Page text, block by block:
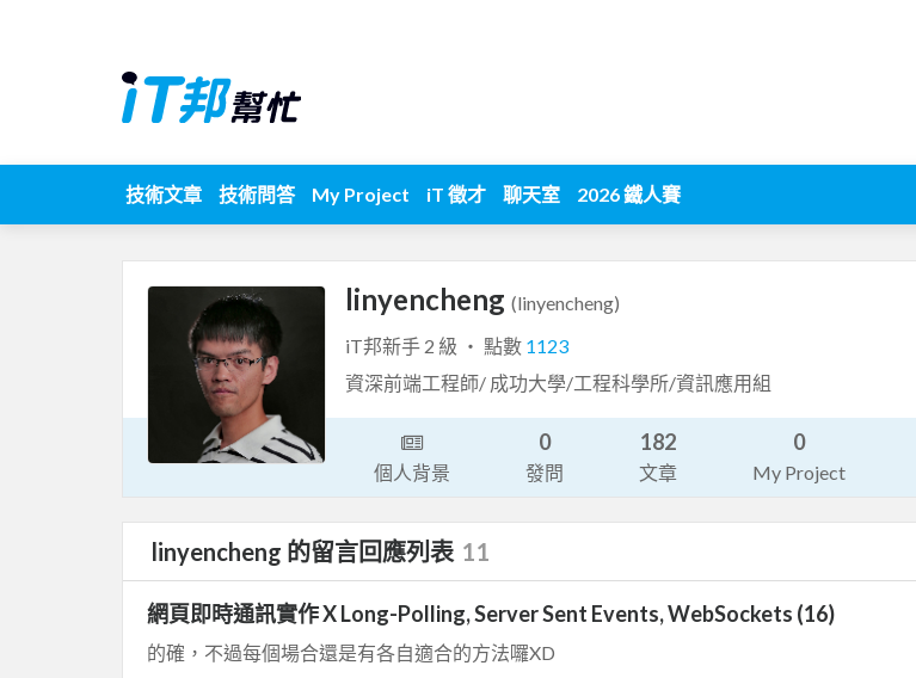
技術文章 技術問答 My Project iT 徵才 聊天室 2026 鐵人賽
linyencheng (linyencheng)
iT邦新手 2 級 ‧ 點數 1123
資深前端工程師/ 成功大學/工程科學所/資訊應用組
個人背景
0
發問
182
文章
0
My Project
linyencheng 的留言回應列表 11
網頁即時通訊實作 X Long-Polling, Server Sent Events, WebSockets (16)
的確，不過每個場合還是有各自適合的方法囉XD